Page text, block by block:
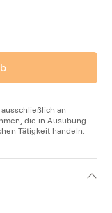
an
die in Ausübung
Tätigkeit handeln.